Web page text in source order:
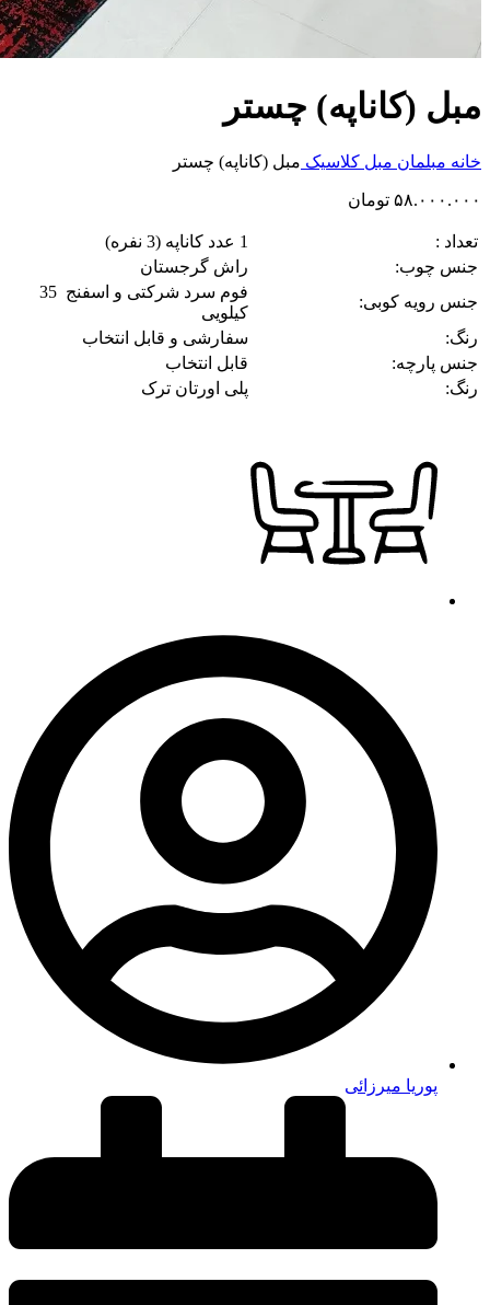
مبل (کاناپه) چستر
خانه مبلمان مبل کلاسیک مبل (کاناپه) چستر
۵۸.۰۰۰.۰۰۰ تومان
تعداد :
1 عدد کاناپه (3 نفره)
جنس چوب:
راش گرجستان
جنس رویه کوبی:
فوم سرد شرکتی و اسفنج 35
کیلویی
رنگ:
سفارشی و قابل انتخاب
جنس پارچه:
قابل انتخاب
رنگ:
پلی اورتان ترک
پوریا میرزائی